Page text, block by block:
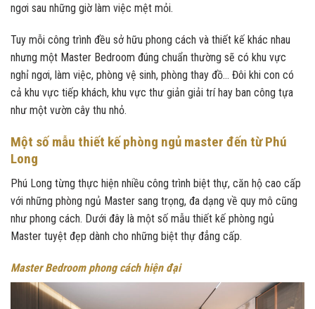
ngơi sau những giờ làm việc mệt mỏi.
Tuy mỗi công trình đều sở hữu phong cách và thiết kế khác nhau
nhưng một Master Bedroom đúng chuẩn thường sẽ có khu vực
nghỉ ngơi, làm việc, phòng vệ sinh, phòng thay đồ… Đôi khi con có
cả khu vực tiếp khách, khu vực thư giản giải trí hay ban công tựa
như một vườn cây thu nhỏ.
Một số mẫu thiết kế phòng ngủ master đến từ Phú
Long
Phú Long từng thực hiện nhiều công trình biệt thự, căn hộ cao cấp
với những phòng ngủ Master sang trọng, đa dạng về quy mô cũng
như phong cách. Dưới đây là một số mẫu thiết kế phòng ngủ
Master tuyệt đẹp dành cho những biệt thự đẳng cấp.
Master Bedroom phong cách hiện đại